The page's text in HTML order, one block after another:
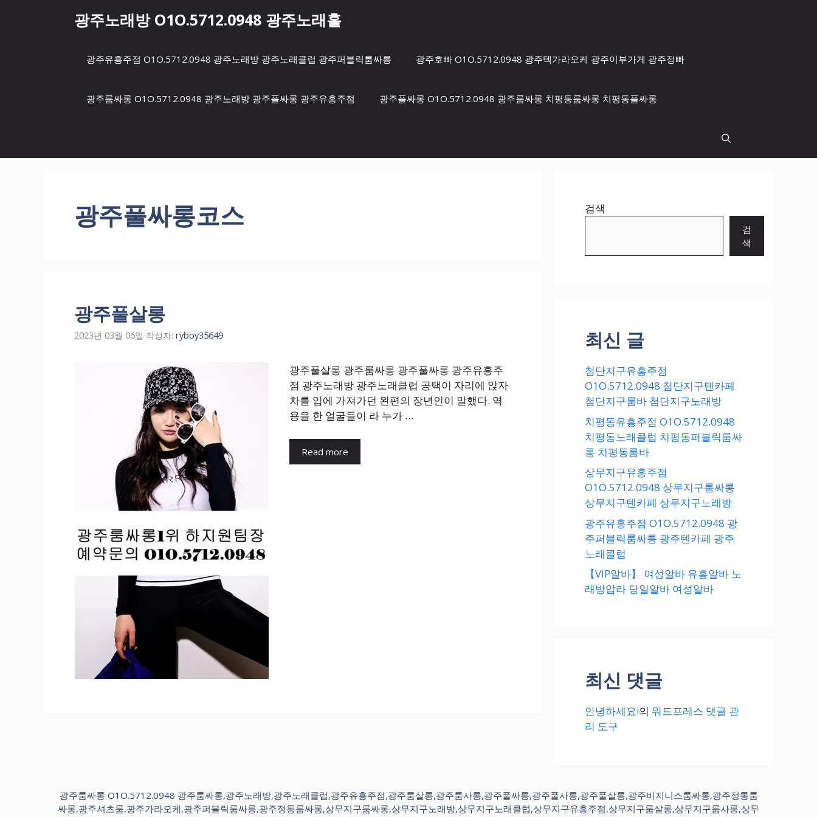
광주노래방 O1O.5712.0948 광주노래홀
광주유흥주점 O1O.5712.0948 광주노래방 광주노래클럽 광주퍼블릭룸싸롱 광주호빠 O1O.5712.0948 광주텍가라오케 광주이부가게 광주정빠
광주룸싸롱 O1O.5712.0948 광주노래방 광주풀싸롱 광주유흥주점 광주풀싸롱 O1O.5712.0948 광주룸싸롱 치평동룸싸롱 치평동풀싸롱
광주풀싸롱코스
광주풀살롱
2023년 03월 06일 작성자: ryboy35649
광주풀살롱 광주룸싸롱 광주풀싸롱 광주유흥주
점 광주노래방 광주노래클럽 공택이 자리에 앉자
차를 입에 가져가던 왼편의 장년인이 말했다. 역
용을 한 얼굴들이 라 누가 …
Read more
검색
검
색
최신 글
첨단지구유흥주점
O1O.5712.0948 첨단지구텐카페
첨단지구룸바 첨단지구노래방
치평동유흥주점 O1O.5712.0948
치평동노래클럽 치평동퍼블릭룸싸
롱 치평동룸바
상무지구유흥주점
O1O.5712.0948 상무지구룸싸롱
상무지구텐카페 상무지구노래방
광주유흥주점 O1O.5712.0948 광
주퍼블릭룸싸롱 광주텐카페 광주
노래클럽
【VIP알바】 여성알바 유흥알바 노
래방압라 당일알바 여성알바
최신 댓글
안녕하세요!의 워드프레스 댓글 관
리 도구
광주룸싸롱 O1O.5712.0948 광주룸싸롱,광주노래방,광주노래클럽,광주유흥주점,광주룸살롱,광주룸사롱,광주풀싸롱,광주풀사롱,광주풀살롱,광주비지니스룸싸롱,광주정통룸
싸롱,광주셔츠룸,광주가라오케,광주퍼블릭룸싸롱,광주정통룸싸롱,상무지구룸싸롱,상무지구노래방,상무지구노래클럽,상무지구유흥주점,상무지구룸살롱,상무지구룸사롱,상무